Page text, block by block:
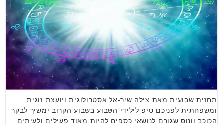
תחזית שבועית מאת צילה שיר-אל אסטרולוגית ויועצת זוגית
ומשפחתית לפניכם טיפ לילידי השבוע בשבוע הקרוב ימשיך לבקר
הכוכב וונוס שגורם לנושאי כספים להיות מאוד פעילים ולעיתים